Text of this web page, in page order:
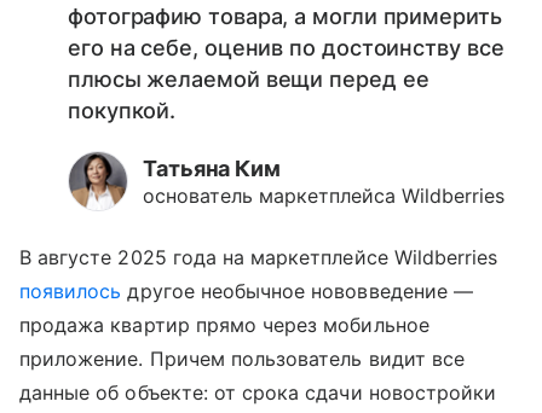
фотографию товара, а могли примерить
его на себе, оценив по достоинству все
плюсы желаемой вещи перед ее
покупкой.
Татьяна Ким
основатель маркетплейса Wildberries
В августе 2025 года на маркетплейсе Wildberries
появилось другое необычное нововведение —
продажа квартир прямо через мобильное
приложение. Причем пользователь видит все
данные об объекте: от срока сдачи новостройки